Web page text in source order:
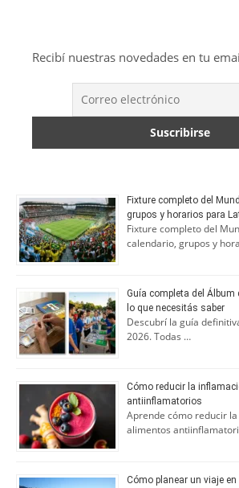
Recibí nuestras novedades en tu
Fixture completo del
grupos y horarios para
Fixture completo del
calendario, grupos y
Guía completa del
lo que necesitás saber
Descubrí la guía
2026. Todas …
Cómo reducir la
antiinflamatorios
Aprende cómo reducir
alimentos
Cómo planear un viaje